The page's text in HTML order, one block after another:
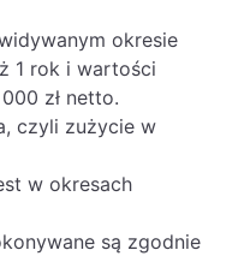
okresie
1 rok i wartości
zł netto.
czyli zużycie w
w okresach
są zgodnie